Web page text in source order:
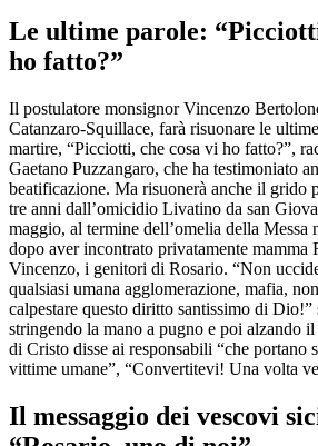
Le ultime parole:
ho fatto?”
Il postulatore monsignor Vincenzo
Catanzaro-Squillace, farà risuonare le
martire, “Picciotti, che cosa vi ho fatto?”,
Gaetano Puzzangaro, che ha testimoniato
beatificazione. Ma risuonerà anche il grido
tre anni dall’omicidio Livatino da san
maggio, al termine dell’omelia della Messa
dopo aver incontrato privatamente mamma
Vincenzo, i genitori di Rosario. “Non
qualsiasi umana agglomerazione, mafia,
calpestare questo diritto santissimo di
stringendo la mano a pugno e poi alzando
di Cristo disse ai responsabili “che portano
vittime umane”, “Convertitevi! Una volta
Il messaggio dei vescovi